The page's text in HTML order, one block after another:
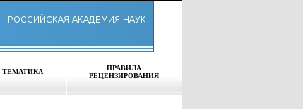
ТЕМАТИКА
ПРАВИЛА
РЕЦЕНЗИРОВАНИЯ